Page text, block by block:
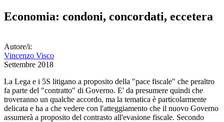
Economia: condoni, concordati, eccetera
Autore/i:
Vincenzo Visco
Settembre 2018
La Lega e i 5S litigano a proposito della "pace fiscale" che peraltro
fa parte del "contratto" di Governo. E' da presumere quindi che
troveranno un qualche accordo, ma la tematica è particolarmente
delicata e ha a che vedere con l'atteggiamento che il nuovo Governo
assumerà a proposito del contrasto all'evasione fiscale. Secondo